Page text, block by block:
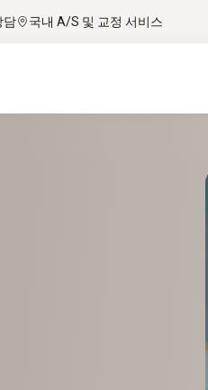
담 국내 A/S 및 교정 서비스